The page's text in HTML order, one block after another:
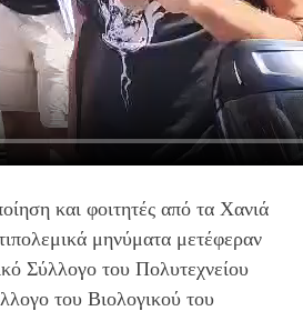
και φοιτητές από τα Χανιά
μηνύματα μετέφεραν
Σύλλογο του Πολυτεχνείου
του Βιολογικού του